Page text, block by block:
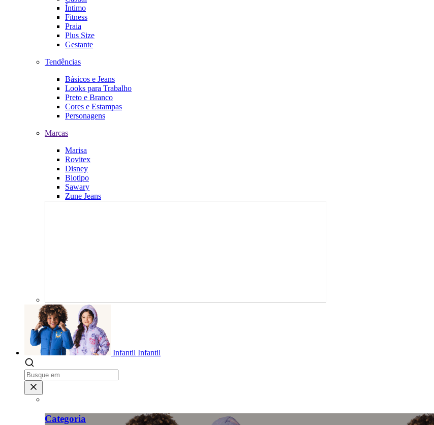
Íntimo
Fitness
Praia
Plus Size
Gestante
Tendências
Básicos e Jeans
Looks para Trabalho
Preto e Branco
Cores e Estampas
Personagens
Marcas
Marisa
Rovitex
Disney
Biotipo
Sawary
Zune Jeans
Infantil Infantil
Categoria